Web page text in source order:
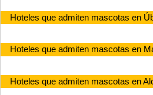
Hoteles que admiten mascotas en
Hoteles que admiten mascotas en
Hoteles que admiten mascotas en